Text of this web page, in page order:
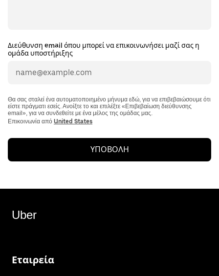
Διεύθυνση email όπου μπορεί να επικοινωνήσει μαζί σας η
ομάδα υποστήριξης
Θα σας σταλεί ένα αυτοματοποιημένο μήνυμα εδώ, για να επιβεβαιώσουμε ότι
είστε πράγματι εσείς. Ανοίξτε το και επιλέξτε «Επιβεβαίωση διεύθυνσης
email», για να συνδεθείτε με ένα μέλος της ομάδας μας.
Επικοινωνία από United States
ΥΠΟΒΟΛΗ
Uber
Εταιρεία